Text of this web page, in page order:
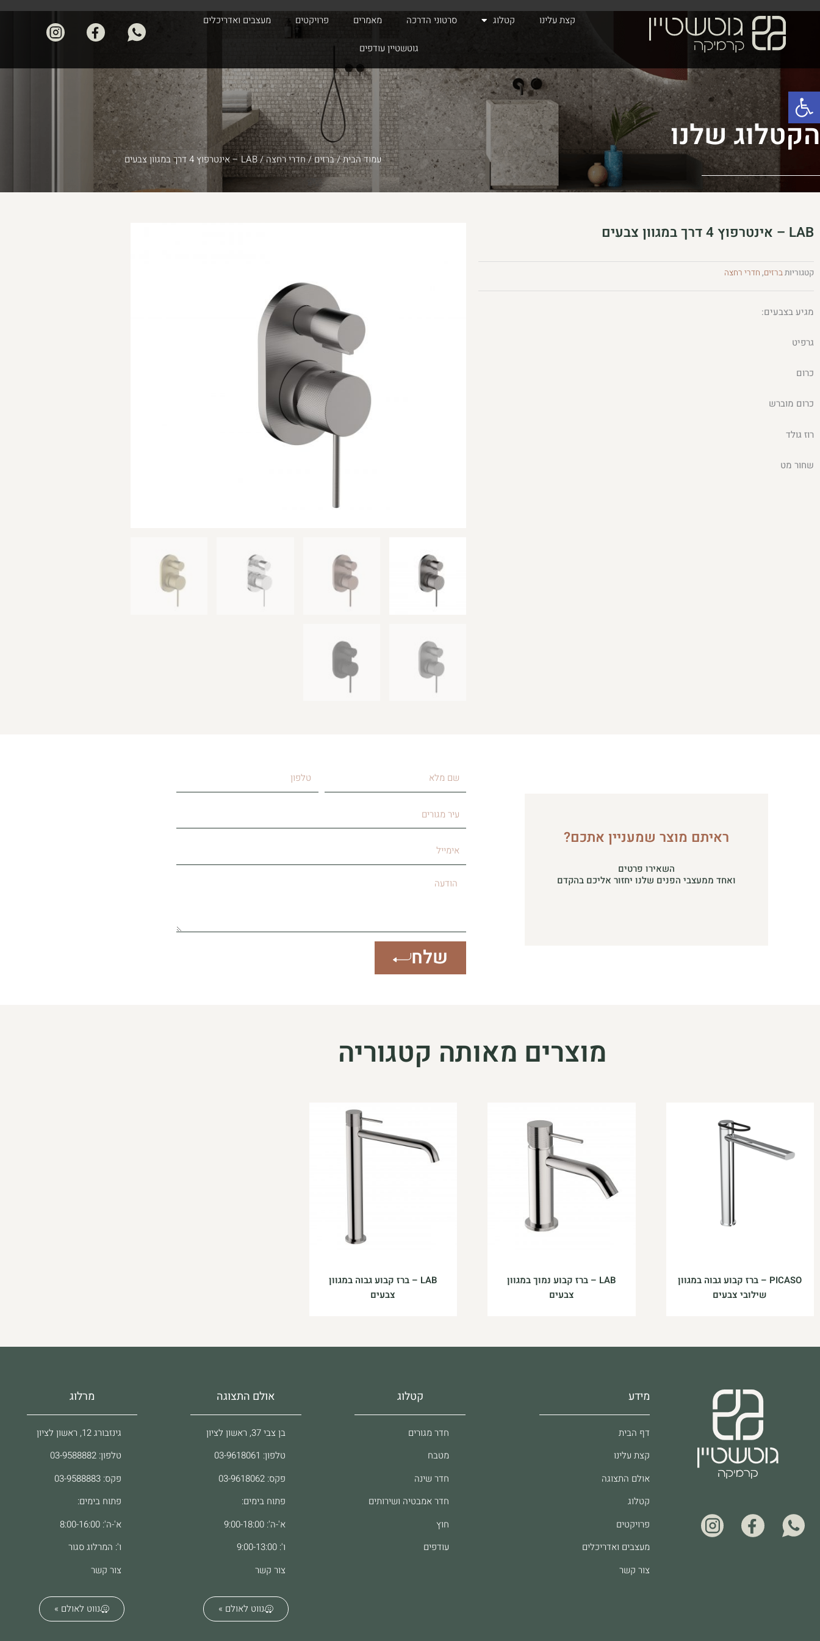
פתח סרגל נגישות
קצת עלינו קטלוג סרטוני הדרכה מאמרים פרויקטים מעצבים ואדריכלים
גוטשטיין עודפים
הקטלוג שלנו
עמוד הבית/ברזים/חדרי רחצה/ LAB – אינטרפוץ 4 דרך במגוון צבעים
LAB – אינטרפוץ 4 דרך במגוון צבעים
קטגוריותברזים, חדרי רחצה
מגיע בצבעים:
גרפיט
כרום
כרום מוברש
רוז גולד
שחור מט
ראיתם מוצר שמעניין אתכם?
השאירו פרטים
ואחד ממעצבי הפנים שלנו יחזור אליכם בהקדם
טלפון
הודעה
שלח
מוצרים מאותה קטגוריה
PICASO – ברז קבוע גבוה במגוון
שילובי צבעים
LAB – ברז קבוע נמוך במגוון
צבעים
LAB – ברז קבוע גבוה במגוון
צבעים
מידע
דף הבית
קצת עלינו
אולם התצוגה
קטלוג
פרויקטים
מעצבים ואדריכלים
צור קשר
קטלוג
חדר מגורים
מטבח
חדר שינה
חדר אמבטיה ושירותים
חוץ
עודפים
אולם התצוגה
בן צבי 37, ראשון לציון
טלפון: 03-9618061
פקס: 03-9618062
פתוח בימים:
א'-ה': 9:00-18:00
ו': 9:00-13:00
צור קשר
נווט לאולם »
מרלוג
גינזבורג 12, ראשון לציון
טלפון: 03-9588882
פקס: 03-9588883
פתוח בימים:
א'-ה': 8:00-16:00
ו': המרלוג סגור
צור קשר
נווט לאולם »